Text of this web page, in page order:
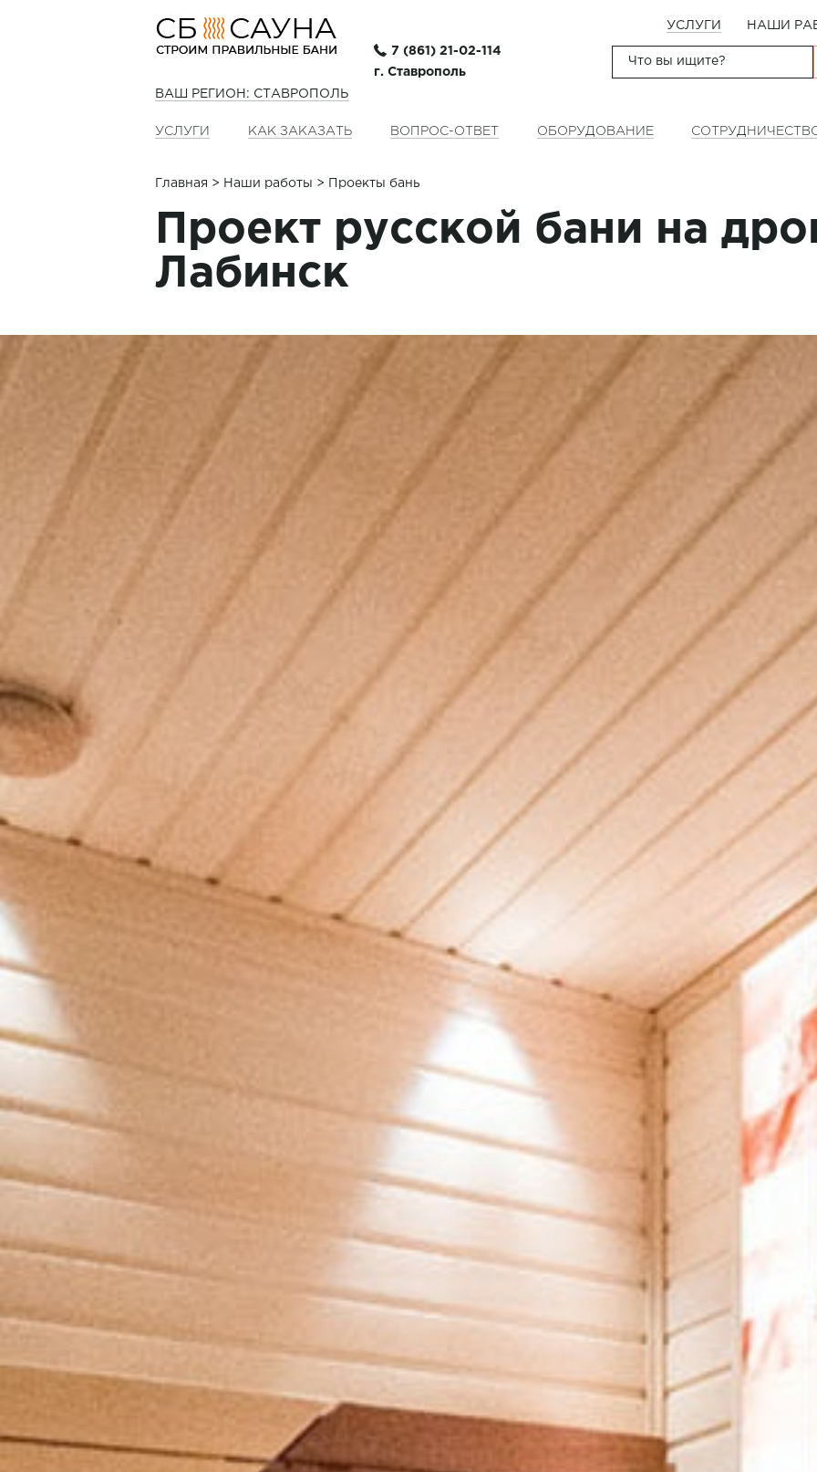
УСЛУГИ НАШИ
7 (861) 21-02-114
г. Ставрополь
ВАШ РЕГИОН: СТАВРОПОЛЬ
УСЛУГИ КАК ЗАКАЗАТЬ ВОПРОС-ОТВЕТ ОБОРУДОВАНИЕ
Главная > Наши работы > Проекты бань
Проект русской бани на
Лабинск